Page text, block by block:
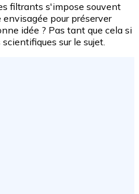
filtrants s'impose souvent
pour préserver
idée ? Pas tant que cela si
sur le sujet.